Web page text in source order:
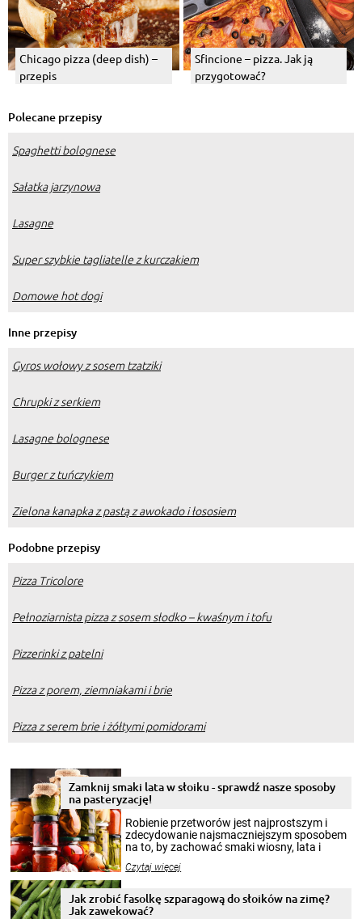
Chicago pizza (deep dish) –
przepis
Sfincione – pizza. Jak ją
przygotować?
Polecane przepisy
Spaghetti bolognese
Sałatka jarzynowa
Lasagne
Super szybkie tagliatelle z kurczakiem
Domowe hot dogi
Inne przepisy
Gyros wołowy z sosem tzatziki
Chrupki z serkiem
Lasagne bolognese
Burger z tuńczykiem
Zielona kanapka z pastą z awokado i łososiem
Podobne przepisy
Pizza Tricolore
Pełnoziarnista pizza z sosem słodko – kwaśnym i tofu
Pizzerinki z patelni
Pizza z porem, ziemniakami i brie
Pizza z serem brie i żółtymi pomidorami
Zamknij smaki lata w słoiku - sprawdź nasze sposoby
na pasteryzację!
Robienie przetworów jest najprostszym i
zdecydowanie najsmaczniejszym sposobem
na to, by zachować smaki wiosny, lata i
krajobrazów, by cieszyć nimi oko w sezonie
pełni poczuć atmosferę cieplejszych
miesięcy. Przygotowanie słoików ze
Czytaj więcej
Jak zrobić fasolkę szparagową do słoików na zimę?
Jak zawekować?